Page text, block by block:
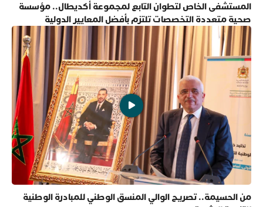
المستشفى الخاص لتطوان التابع لمجموعة أكديطال.. مؤسسة
صحية متعددة التخصصات تلتزم بأفضل المعايير الدولية
من الحسيمة.. تصريح الوالي المنسق الوطني للمبادرة الوطنية